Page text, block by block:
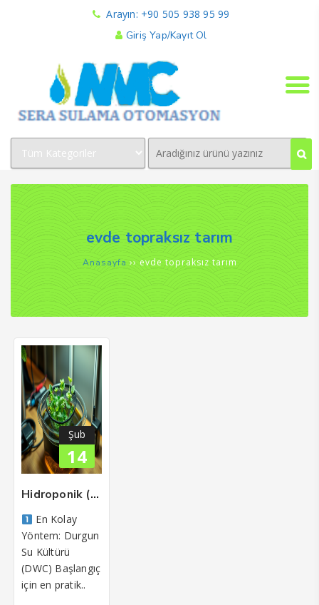
Arayın: +90 505 938 95 99
Giriş Yap/Kayıt Ol
evde topraksız tarım
Anasayfa ›› evde topraksız tarım
Şub
14
Hidroponik (topraksız tarım) sistemi
En Kolay
Yöntem: Durgun
Su Kültürü
(DWC) Başlangıç
için en pratik..